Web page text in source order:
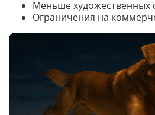
Меньше художественных
Ограничения на